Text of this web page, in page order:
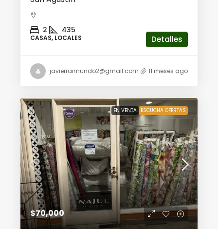
2 435
CASAS, LOCALES Detalles
javierraimundo2@gmail.com 11 meses ago
EN VENTA ESCUCHA OFERTAS
$70,000